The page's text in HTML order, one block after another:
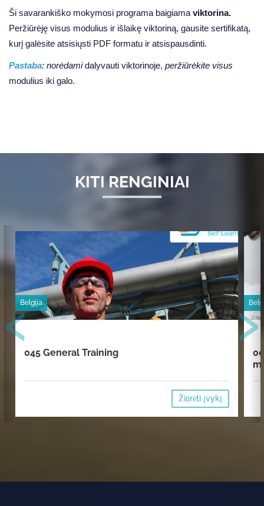
Ši savarankiško mokymosi programa baigiama viktorina.
Peržiūrėję visus modulius ir išlaikę viktoriną, gausite sertifikatą,
kurį galėsite atsisiųsti PDF formatu ir atsispausdinti.
Pastaba: norėdamidalyvauti viktorinoje, peržiūrėkite visus
modulius iki galo.
KITI RENGINIAI
Belgija
045 General Training
Žiūrėti įvykį
‹ ›